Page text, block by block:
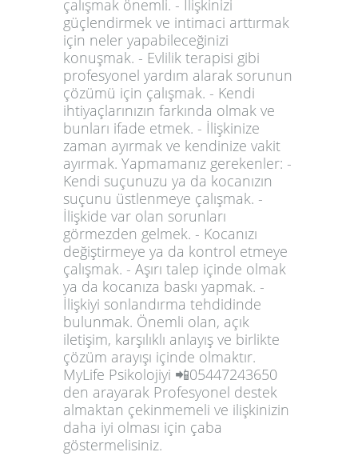
çalışmak önemli. - İlişkinizi
güçlendirmek ve intimaci arttırmak
için neler yapabileceğinizi
konuşmak. - Evlilik terapisi gibi
profesyonel yardım alarak sorunun
çözümü için çalışmak. - Kendi
ihtiyaçlarınızın farkında olmak ve
bunları ifade etmek. - İlişkinize
zaman ayırmak ve kendinize vakit
ayırmak. Yapmamanız gerekenler: -
Kendi suçunuzu ya da kocanızın
suçunu üstlenmeye çalışmak. -
İlişkide var olan sorunları
görmezden gelmek. - Kocanızı
değiştirmeye ya da kontrol etmeye
çalışmak. - Aşırı talep içinde olmak
ya da kocanıza baskı yapmak. -
İlişkiyi sonlandırma tehdidinde
bulunmak. Önemli olan, açık
iletişim, karşılıklı anlayış ve birlikte
çözüm arayışı içinde olmaktır.
MyLife Psikolojiyi 📲05447243650
den arayarak Profesyonel destek
almaktan çekinmemeli ve ilişkinizin
daha iyi olması için çaba
göstermelisiniz.